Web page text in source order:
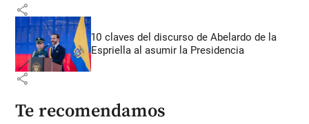
share
10 claves del discurso de Abelardo de la
Espriella al asumir la Presidencia
share
Te recomendamos